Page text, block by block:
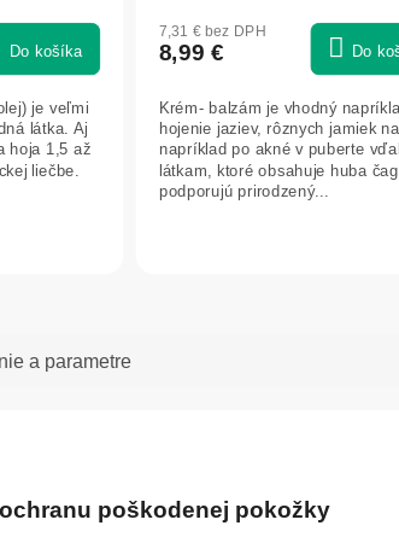
Do košíka
je veľmi
látka. Aj
hoja 1,5 až
liečbe.
produktu
je
z
5
hviezdičiek.
7,31 € bez DPH
8,99 € Do
Krém- balzám je vhodný
hojenie jaziev, rôznych jamiek
napríklad po akné v puberte
látkam, ktoré obsahuje huba
podporujú prirodzený...
a parametre
poškodenej pokožky